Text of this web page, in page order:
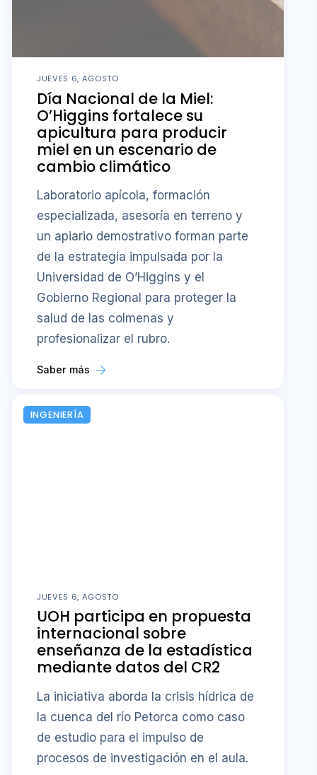
JUEVES 6, AGOSTO
Día Nacional de la Miel:
O’Higgins fortalece su
apicultura para producir
miel en un escenario de
cambio climático
Laboratorio apícola, formación
especializada, asesoría en terreno y
un apiario demostrativo forman parte
de la estrategia impulsada por la
Universidad de O’Higgins y el
Gobierno Regional para proteger la
salud de las colmenas y
profesionalizar el rubro.
Saber más
INGENIERÍA
JUEVES 6, AGOSTO
UOH participa en propuesta
internacional sobre
enseñanza de la estadística
mediante datos del CR2
La iniciativa aborda la crisis hídrica de
la cuenca del río Petorca como caso
de estudio para el impulso de
procesos de investigación en el aula.